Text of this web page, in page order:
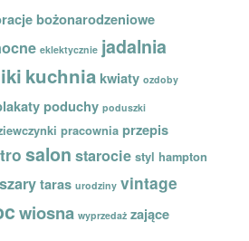
bożonarodzeniowe
eklektycznie jadalnia
kuchnia kwiaty ozdoby
poduchy poduszki
pracownia przepis
salon starocie styl hampton
szarytaras urodziny vintage
wiosna wyprzedaż zające